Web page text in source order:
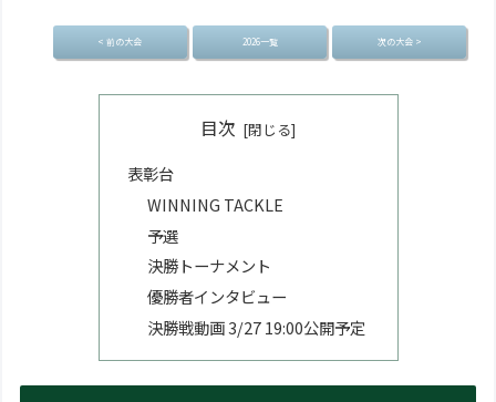
< 前の大会 2026一覧 次の大会 >
目次
表彰台
WINNING TACKLE
予選
決勝トーナメント
優勝者インタビュー
決勝戦動画 3/27 19:00公開予定